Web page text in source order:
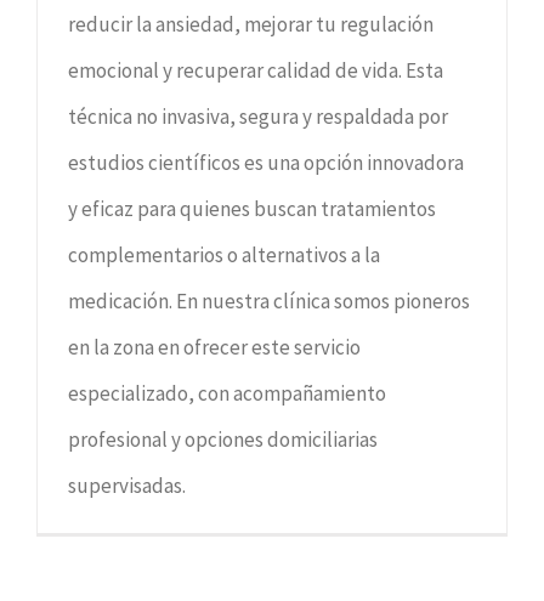
reducir la ansiedad, mejorar tu regulación
emocional y recuperar calidad de vida. Esta
técnica no invasiva, segura y respaldada por
estudios científicos es una opción innovadora
y eficaz para quienes buscan tratamientos
complementarios o alternativos a la
medicación. En nuestra clínica somos pioneros
en la zona en ofrecer este servicio
especializado, con acompañamiento
profesional y opciones domiciliarias
supervisadas.